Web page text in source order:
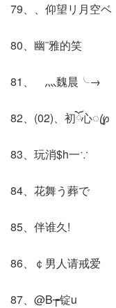
79、、仰望リ月空ベ
80、幽¨雅的笑
81、ゞ灬魏晨╰→
82、(02)、初ོ心ꦿ℘
83、玩消$h一∵
84、花舞う葬で
85、伴谁久!
86、￠男人请戒爱
87、@B┮锭u